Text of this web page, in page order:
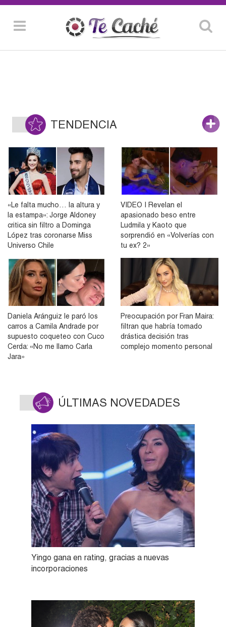
TENDENCIA
«Le falta mucho… la altura y
la estampa»: Jorge Aldoney
critica sin filtro a Dominga
López tras coronarse Miss
Universo Chile
VIDEO | Revelan el
apasionado beso entre
Ludmila y Kaoto que
sorprendió en «Volverías con
tu ex? 2»
Daniela Aránguiz le paró los
carros a Camila Andrade por
supuesto coqueteo con Cuco
Cerda: «No me llamo Carla
Jara»
Preocupación por Fran Maira:
filtran que habría tomado
drástica decisión tras
complejo momento personal
ÚLTIMAS NOVEDADES
Yingo gana en rating, gracias a nuevas
incorporaciones